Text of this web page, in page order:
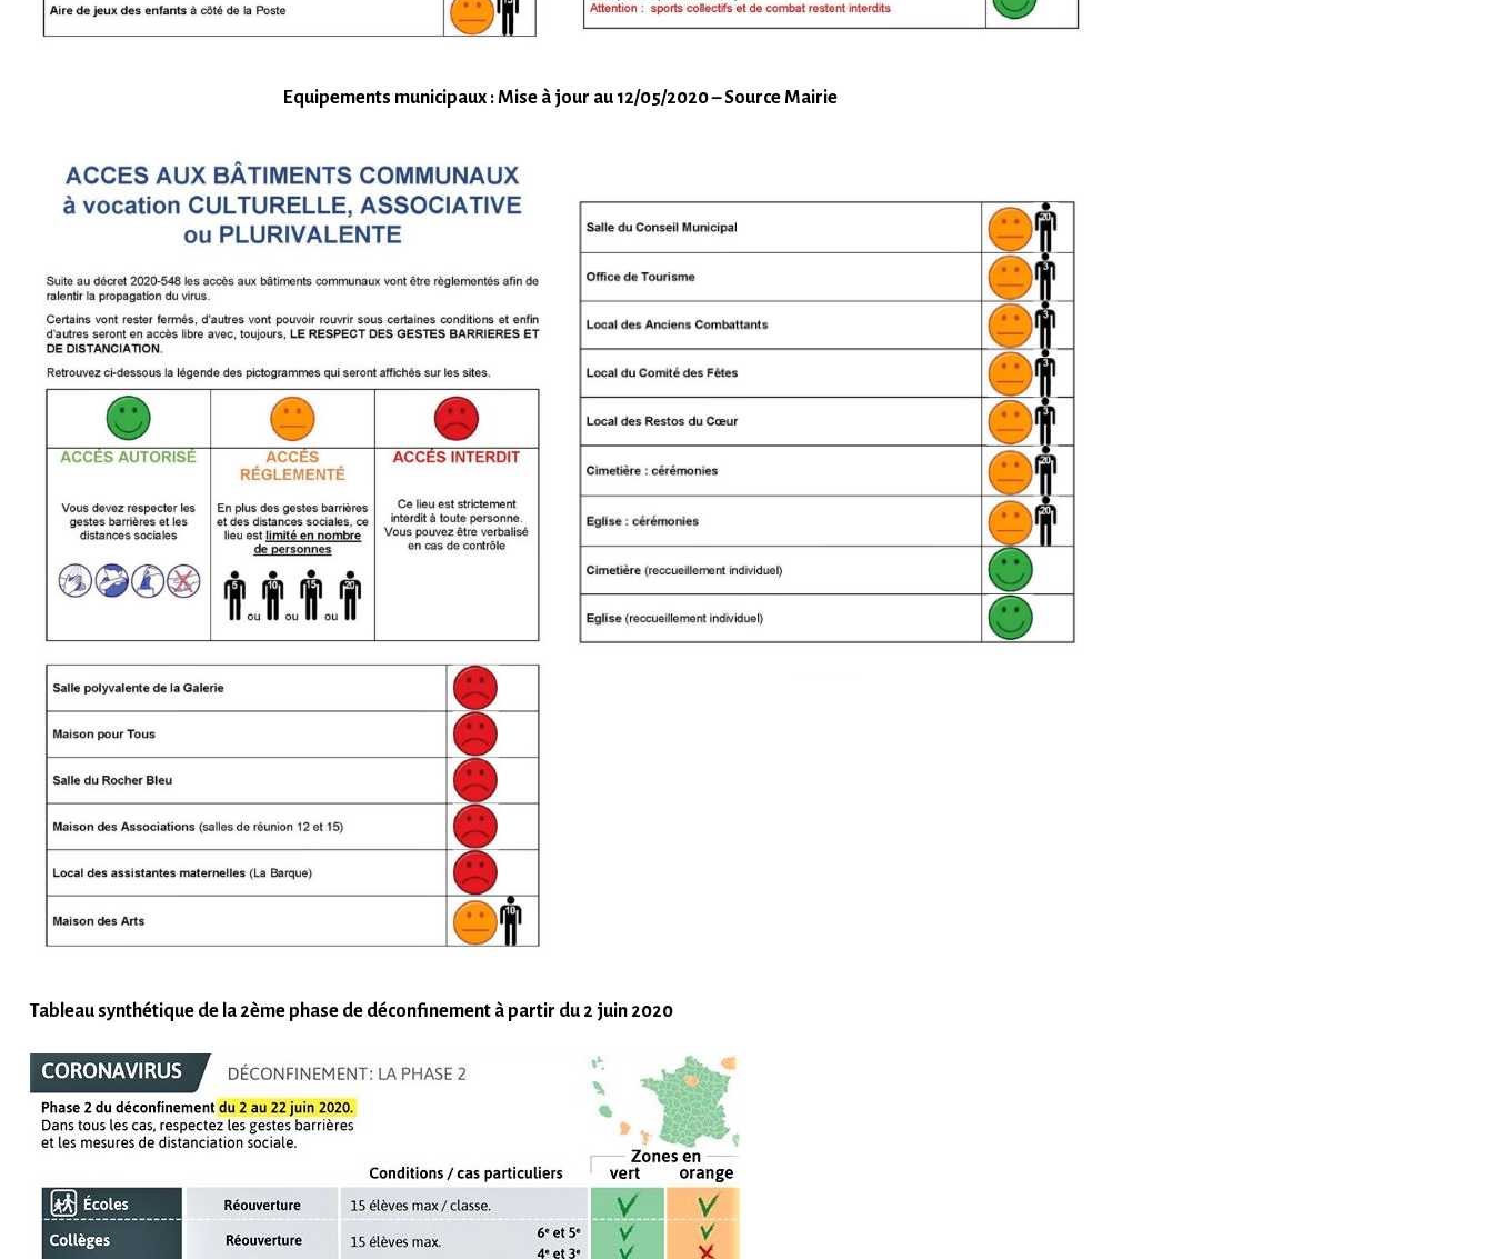
Equipements municipaux : Mise à jour au 12/05/2020 – Source Mairie
Tableau synthétique de la 2ème phase de déconfinement à partir du 2 juin 2020